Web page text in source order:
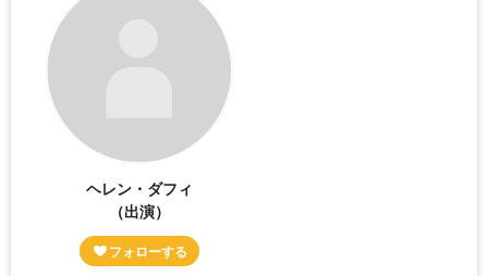
ヘレン・ダフィ
（出演）